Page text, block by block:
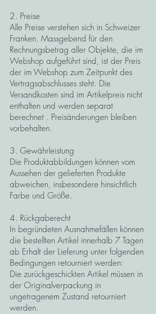
2. Preise
Alle Preise verstehen sich in Schweizer
Franken. Massgebend für den
Rechnungsbetrag aller Objekte, die im
Webshop aufgeführt sind, ist der Preis
der im Webshop zum Zeitpunkt des
Vertragsabschlusses steht. Die
Versandkosten sind im Artikelpreis nicht
enthalten und werden separat
berechnet . Preisänderungen bleiben
vorbehalten.
3. Gewährleistung
Die Produktabbildungen können vom
Aussehen der gelieferten Produkte
abweichen, insbesondere hinsichtlich
Farbe und Größe.
4. Rückgaberecht
In begründeten Ausnahmefällen können
die bestellten Artikel innerhalb 7 Tagen
ab Erhalt der Lieferung unter folgenden
Bedingungen retourniert werden:
Die zurückgeschickten Artikel müssen in
der Originalverpackung in
ungetragenem Zustand retourniert
werden.